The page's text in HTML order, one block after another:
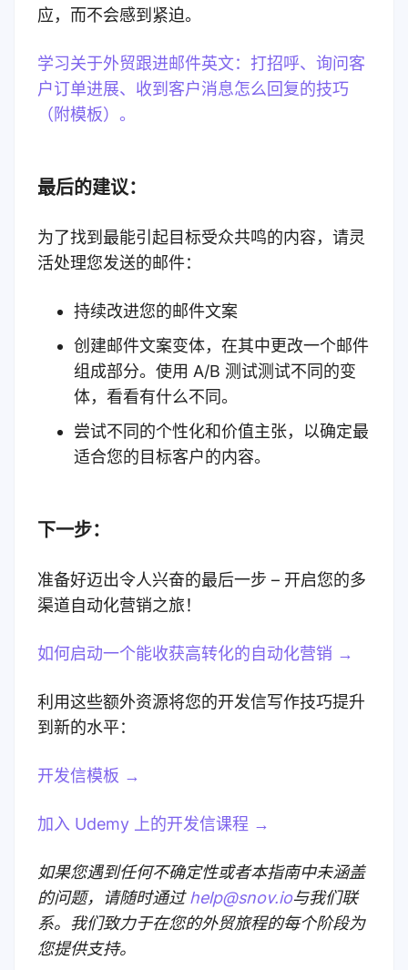
应，而不会感到紧迫。
学习关于外贸跟进邮件英文：打招呼、询问客
户订单进展、收到客户消息怎么回复的技巧
（附模板）。
最后的建议：
为了找到最能引起目标受众共鸣的内容，请灵
活处理您发送的邮件：
持续改进您的邮件文案
创建邮件文案变体，在其中更改一个邮件
组成部分。 使用 A/B 测试测试不同的变
体，看看有什么不同。
尝试不同的个性化和价值主张，以确定最
适合您的目标客户的内容。
下一步：
准备好迈出令人兴奋的最后一步 – 开启您的多
渠道自动化营销之旅！
如何启动一个能收获高转化的自动化营销 →
利用这些额外资源将您的开发信写作技巧提升
到新的水平：
开发信模板 →
加入 Udemy 上的开发信课程 →
如果您遇到任何不确定性或者本指南中未涵盖
的问题，请随时通过help@snov.io与我们联
系。我们致力于在您的外贸旅程的每个阶段为
您提供支持。